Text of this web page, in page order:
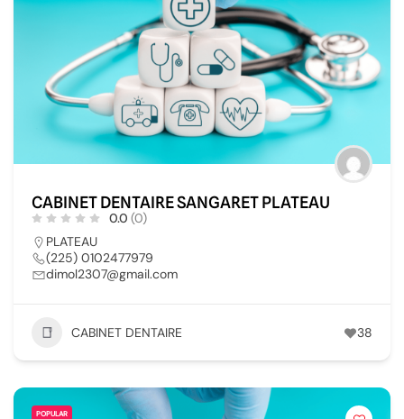
CABINET DENTAIRE SANGARET PLATEAU
0.0 (0)
PLATEAU
(225) 0102477979
dimol2307@gmail.com
CABINET DENTAIRE 38
POPULAR